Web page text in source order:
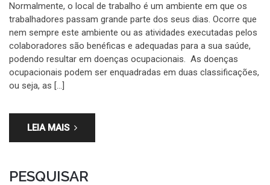
Normalmente, o local de trabalho é um ambiente em que os
trabalhadores passam grande parte dos seus dias. Ocorre que
nem sempre este ambiente ou as atividades executadas pelos
colaboradores são benéficas e adequadas para a sua saúde,
podendo resultar em doenças ocupacionais. As doenças
ocupacionais podem ser enquadradas em duas classificações,
ou seja, as […]
LEIA MAIS
PESQUISAR